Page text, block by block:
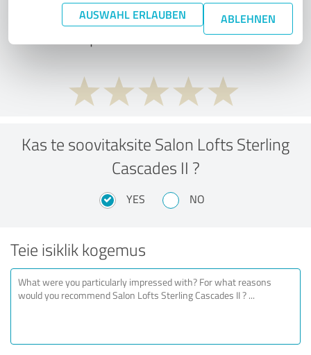
AUSWAHL ERLAUBEN ABLEHNEN
What do you think of the price to
performance ratio?
Kas te soovitaksite Salon Lofts Sterling
Cascades II ?
YES NO
Teie isiklik kogemus